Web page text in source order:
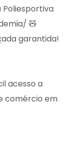
Poliesportiva
🧸
garantida!
acesso a
comércio em